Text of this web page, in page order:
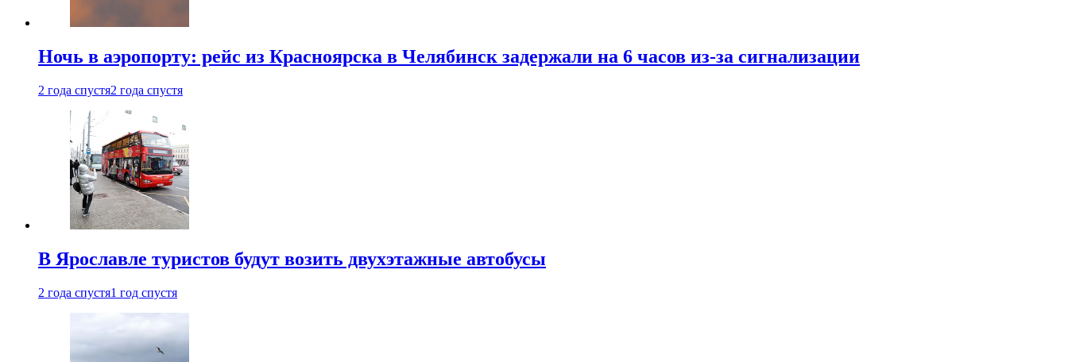
Ночь в аэропорту: рейс из Красноярска в Челябинск задержали на 6 часов из-за сигнализации
2 года спустя2 года спустя
В Ярославле туристов будут возить двухэтажные автобусы
2 года спустя1 год спустя